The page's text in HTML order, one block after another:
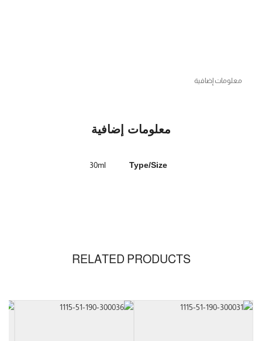
معلومات إضافية
معلومات إضافية
Type/Size
30ml
RELATED PRODUCTS